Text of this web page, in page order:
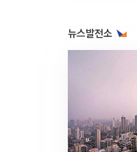
뉴스발전소